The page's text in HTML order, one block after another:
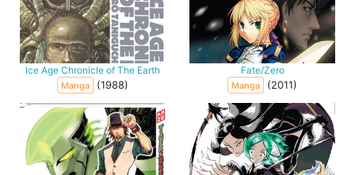
Ice Age Chronicle of The Earth
Manga (1988)
Fate/Zero
Manga (2011)